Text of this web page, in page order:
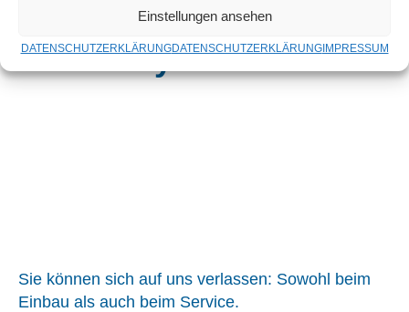
Einstellungen ansehen
DATENSCHUTZERKLÄRUNGDATENSCHUTZERKLÄRUNGIMPRESSUM
rund um Ihr Smart-
Home System.
Sie können sich auf uns verlassen: Sowohl beim
Einbau als auch beim Service.